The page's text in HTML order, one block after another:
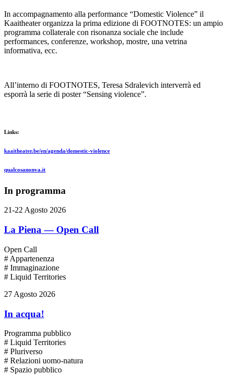
In accompagnamento alla performance “Domestic Violence” il
Kaaitheater organizza la prima edizione di FOOTNOTES: un ampio
programma collaterale con risonanza sociale che include
performances, conferenze, workshop, mostre, una vetrina
informativa, ecc.
All’interno di FOOTNOTES, Teresa Sdralevich interverrà ed
esporrà la serie di poster “Sensing violence”.
Links:
kaaitheater.be/en/agenda/domestic-violence
qualcosanonva.it
In programma
21-22 Agosto 2026
La Piena — Open Call
Open Call
# Appartenenza
# Immaginazione
# Liquid Territories
27 Agosto 2026
In acqua!
Programma pubblico
# Liquid Territories
# Pluriverso
# Relazioni uomo-natura
# Spazio pubblico